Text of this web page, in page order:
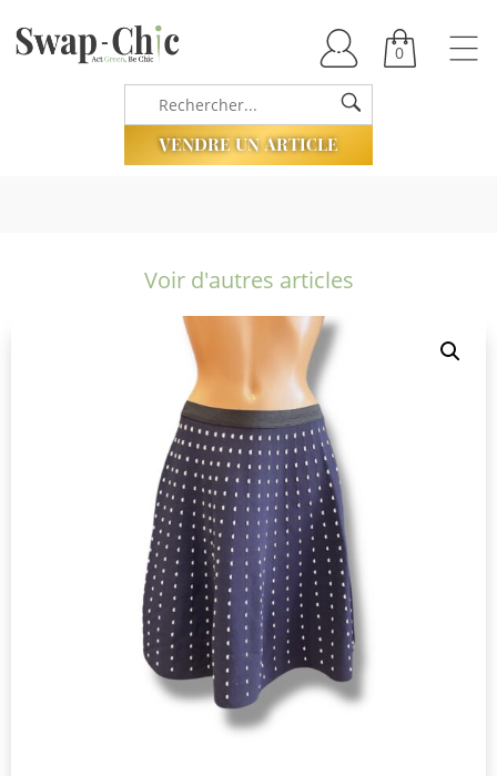
0
VENDRE UN ARTICLE
Voir d'autres articles